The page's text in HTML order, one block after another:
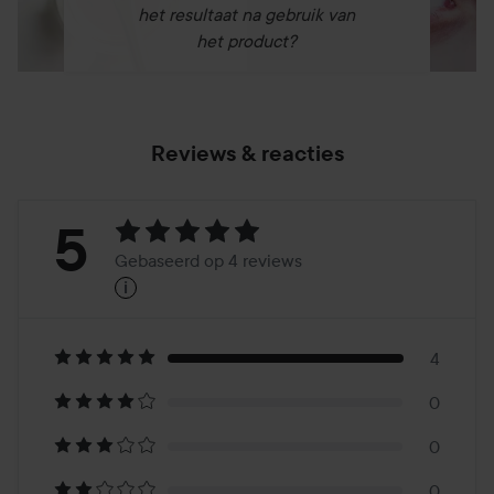
het resultaat na gebruik van
het product?
Reviews & reacties
Beoordeling:
Gebaseerd
op
4
5 Gebaseerd op 4 reviews
i
4
0
0